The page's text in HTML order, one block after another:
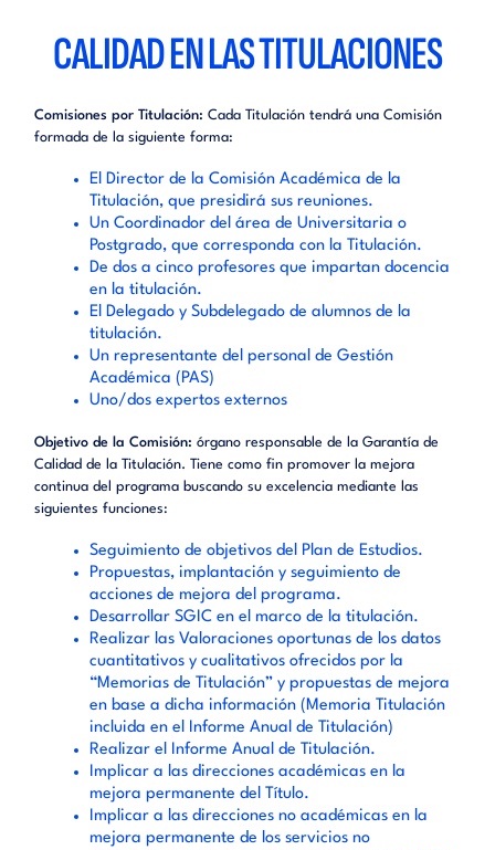
CALIDAD EN LAS TITULACIONES
Comisiones por Titulación: Cada Titulación tendrá una Comisión
formada de la siguiente forma:
El Director de la Comisión Académica de la
Titulación, que presidirá sus reuniones.
Un Coordinador del área de Universitaria o
Postgrado, que corresponda con la Titulación.
De dos a cinco profesores que impartan docencia
en la titulación.
El Delegado y Subdelegado de alumnos de la
titulación.
Un representante del personal de Gestión
Académica (PAS)
Uno/dos expertos externos
Objetivo de la Comisión:órgano responsable de la Garantía de
Calidad de la Titulación. Tiene como fin promover la mejora
continua del programa buscando su excelencia mediante las
siguientes funciones:
Seguimiento de objetivos del Plan de Estudios.
Propuestas, implantación y seguimiento de
acciones de mejora del programa.
Desarrollar SGIC en el marco de la titulación.
Realizar las Valoraciones oportunas de los datos
cuantitativos y cualitativos ofrecidos por la
“Memorias de Titulación” y propuestas de mejora
en base a dicha información (Memoria Titulación
incluida en el Informe Anual de Titulación)
Realizar el Informe Anual de Titulación.
Implicar a las direcciones académicas en la
mejora permanente del Título.
Implicar a las direcciones no académicas en la
mejora permanente de los servicios no